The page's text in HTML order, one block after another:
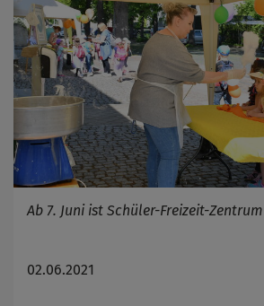
Ab 7. Juni ist Schüler-Freizeit-
02.06.2021